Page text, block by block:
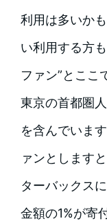
利用は多いか
い利用する方
ファン”とここ
東京の首都圏
を含んでいま
ァンとします
ターバックス
金額の1%が寄